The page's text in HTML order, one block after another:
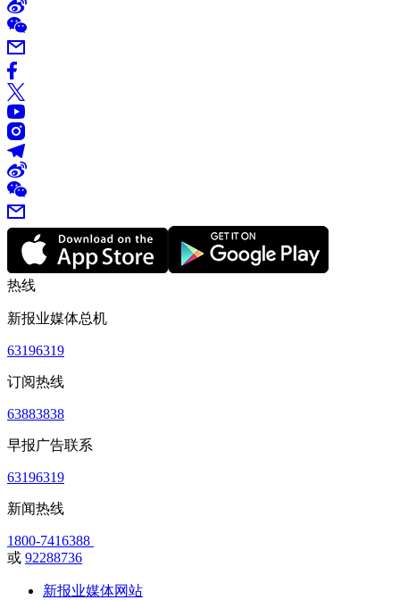
热线
新报业媒体总机
63196319
订阅热线
63883838
早报广告联系
63196319
新闻热线
1800-7416388
或 92288736
新报业媒体网站